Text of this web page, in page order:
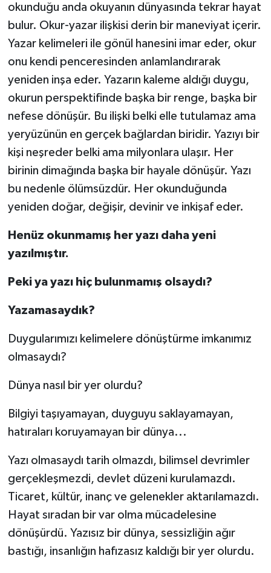
okunduğu anda okuyanın dünyasında tekrar hayat
bulur. Okur-yazar ilişkisi derin bir maneviyat içerir.
Yazar kelimeleri ile gönül hanesini imar eder, okur
onu kendi penceresinden anlamlandırarak
yeniden inşa eder. Yazarın kaleme aldığı duygu,
okurun perspektifinde başka bir renge, başka bir
nefese dönüşür. Bu ilişki belki elle tutulamaz ama
yeryüzünün en gerçek bağlardan biridir. Yazıyı bir
kişi neşreder belki ama milyonlara ulaşır. Her
birinin dimağında başka bir hayale dönüşür. Yazı
bu nedenle ölümsüzdür. Her okunduğunda
yeniden doğar, değişir, devinir ve inkişaf eder.
Henüz okunmamış her yazı daha yeni
yazılmıştır.
Peki ya yazı hiç bulunmamış olsaydı?
Yazamasaydık?
Duygularımızı kelimelere dönüştürme imkanımız
olmasaydı?
Dünya nasıl bir yer olurdu?
Bilgiyi taşıyamayan, duyguyu saklayamayan,
hatıraları koruyamayan bir dünya...
Yazı olmasaydı tarih olmazdı, bilimsel devrimler
gerçekleşmezdi, devlet düzeni kurulamazdı.
Ticaret, kültür, inanç ve gelenekler aktarılamazdı.
Hayat sıradan bir var olma mücadelesine
dönüşürdü. Yazısız bir dünya, sessizliğin ağır
bastığı, insanlığın hafızasız kaldığı bir yer olurdu.